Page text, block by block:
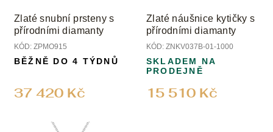
Zlaté snubní prsteny s
přírodními diamanty
KÓD: ZPMO915
37 420 Kč
BĚŽNĚ DO 4 TÝDNŮ
Zlaté náušnice kytičky s
přírodními diamanty
KÓD: ZNKV037B-01-1000
15 510 Kč
SKLADEM NA
PRODEJNĚ